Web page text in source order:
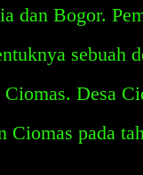
dan Bogor.
sebuah
Desa
Ciomas pada